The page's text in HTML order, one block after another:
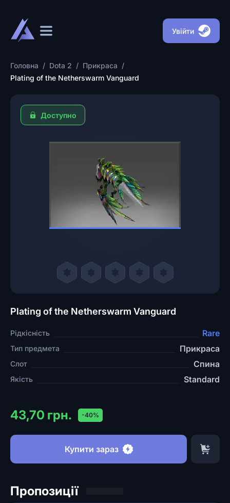
Увійти
Головна / Dota 2 / Прикраса /
Plating of the Netherswarm Vanguard
Доступно
Plating of the Netherswarm Vanguard
Рідкісність Rare
Тип предмета Прикраса
Слот Спина
Якість Standard
43,70 грн. -40%
Купити зараз
Пропозиції